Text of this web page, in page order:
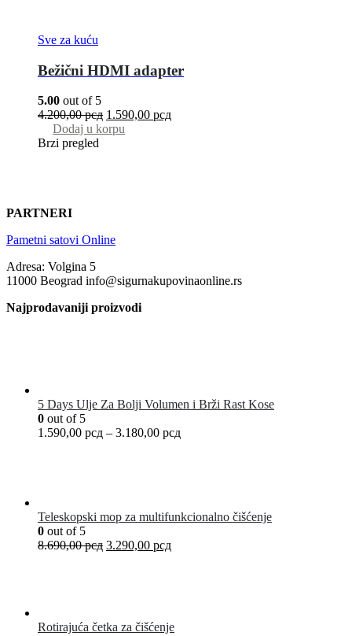
Sve za kuću
Bežični HDMI adapter
5.00 out of 5
4.200,00рсд 1.590,00 рсд
Dodaj u korpu
Brzi pregled
PARTNERI
Pametni satovi Online
Adresa: Volgina 5
11000 Beograd info@sigurnakupovinaonline.rs
Najprodavaniji proizvodi
5 Days Ulje Za Bolji Volumen i Brži Rast Kose
0 out of 5
1.590,00 рсд – 3.180,00 рсд
Teleskopski mop za multifunkcionalno čišćenje
0 out of 5
8.690,00рсд 3.290,00 рсд
Rotirajuća četka za čišćenje